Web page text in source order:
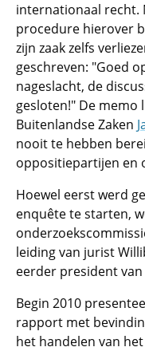
internationaal recht.
procedure hierover
zijn zaak zelfs
geschreven: "Goed
nageslacht, de
gesloten!" De
Buitenlandse Zaken
nooit te hebben
oppositiepartijen en
Hoewel eerst werd
enquête te starten,
leiding van jurist
eerder president van
Begin 2010
rapport met
het handelen van